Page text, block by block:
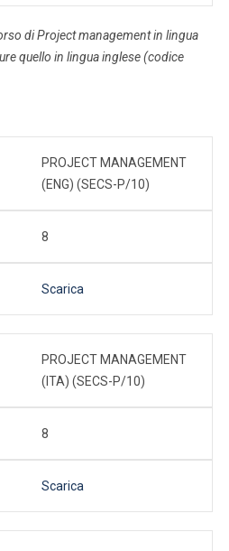
di Project management in lingua
quello in lingua inglese (codice
PROJECT MANAGEMENT
(ENG) (SECS-P/10)
8
Scarica
PROJECT MANAGEMENT
(ITA) (SECS-P/10)
8
Scarica